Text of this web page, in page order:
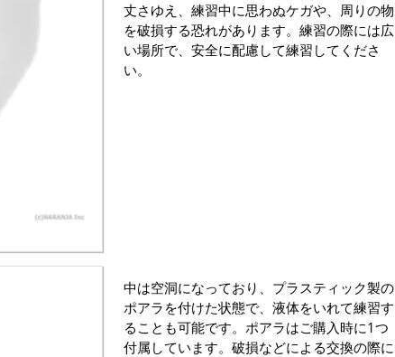
丈さゆえ、練習中に思わぬケガや、周りの物
を破損する恐れがあります。練習の際には広
い場所で、安全に配慮して練習してくださ
い。
中は空洞になっており、プラスティック製の
ポアラを付けた状態で、液体をいれて練習す
ることも可能です。ポアラはご購入時に1つ
付属しています。破損などによる交換の際に